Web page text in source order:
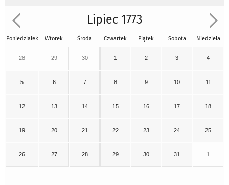
Lipiec 1773
Poniedziałek Wtorek Środa Czwartek Piątek Sobota Niedziela
28 29 30 1 2 3 4
5 6 7 8 9 10 11
12 13 14 15 16 17 18
19 20 21 22 23 24 25
26 27 28 29 30 31 1